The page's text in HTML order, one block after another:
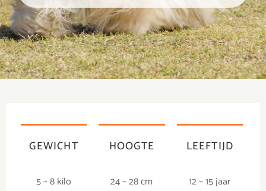
GEWICHT
5 – 8 kilo
HOOGTE
24 – 28 cm
LEEFTIJD
12 – 15 jaar